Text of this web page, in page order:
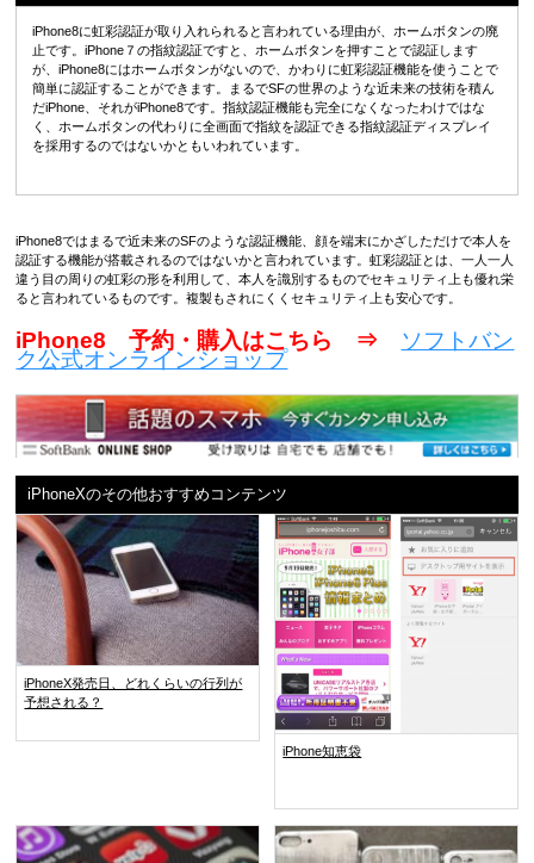
iPhone8に虹彩認証が取り入れられると言われている理由が、ホームボタンの廃
止です。iPhone７の指紋認証ですと、ホームボタンを押すことで認証します
が、iPhone8にはホームボタンがないので、かわりに虹彩認証機能を使うことで
簡単に認証することができます。まるでSFの世界のような近未来の技術を積ん
だiPhone、それがiPhone8です。指紋認証機能も完全になくなったわけではな
く、ホームボタンの代わりに全画面で指紋を認証できる指紋認証ディスプレイ
を採用するのではないかともいわれています。
iPhone8ではまるで近未来のSFのような認証機能、顔を端末にかざしただけで本人を
認証する機能が搭載されるのではないかと言われています。虹彩認証とは、一人一人
違う目の周りの虹彩の形を利用して、本人を識別するものでセキュリティ上も優れ栄
ると言われているものです。複製もされにくくセキュリティ上も安心です。
iPhone8 予約・購入はこちら ⇒ ソフトバン
ク公式オンラインショップ
iPhoneXのその他おすすめコンテンツ
iPhoneX発売日、どれくらいの行列が
予想される？
iPhone知恵袋